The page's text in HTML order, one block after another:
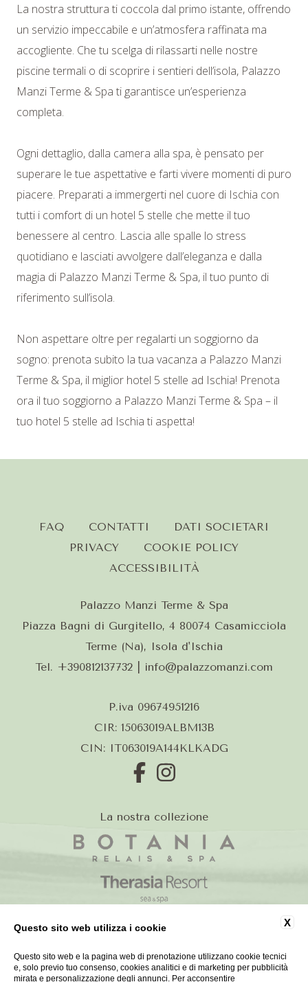
La nostra struttura ti coccola dal primo istante, offrendo
un servizio impeccabile e un’atmosfera raffinata ma
accogliente. Che tu scelga di rilassarti nelle nostre
piscine termali o di scoprire i sentieri dell’isola, Palazzo
Manzi Terme & Spa ti garantisce un’esperienza
completa.
Ogni dettaglio, dalla camera alla spa, è pensato per
superare le tue aspettative e farti vivere momenti di puro
piacere. Preparati a immergerti nel cuore di Ischia con
tutti i comfort di un hotel 5 stelle che mette il tuo
benessere al centro. Lascia alle spalle lo stress
quotidiano e lasciati avvolgere dall’eleganza e dalla
magia di Palazzo Manzi Terme & Spa, il tuo punto di
riferimento sull’isola.
Non aspettare oltre per regalarti un soggiorno da
sogno: prenota subito la tua vacanza a Palazzo Manzi
Terme & Spa, il miglior hotel 5 stelle ad Ischia! Prenota
ora il tuo soggiorno a Palazzo Manzi Terme & Spa – il
tuo hotel 5 stelle ad Ischia ti aspetta!
FAQ CONTATTI
DATI SOCIETARI
PRIVACY
COOKIE POLICY
ACCESSIBILITÀ
Palazzo Manzi Terme & Spa
Piazza Bagni di Gurgitello, 4 80074 Casamicciola
Terme (Na), Isola d'Ischia
Tel. +390812137732 | info@palazzomanzi.com
P.iva 09674951216
CIR: 15063019ALBM13B
CIN: IT063019A144KLKADG
La nostra collezione
X
Questo sito web utilizza i cookie
Questo sito web e la pagina web di prenotazione utilizzano cookie tecnici
e, solo previo tuo consenso, cookies analitici e di marketing per pubblicità
mirata e personalizzazione degli annunci. Per acconsentire